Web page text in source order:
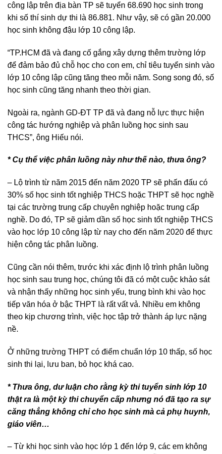
công lập trên địa bàn TP sẽ tuyển 68.690 học sinh trong
khi số thí sinh dự thi là 86.881. Như vậy, sẽ có gần 20.000
học sinh không đậu lớp 10 công lập.
“TP.HCM đã và đang cố gắng xây dựng thêm trường lớp
để đảm bảo đủ chỗ học cho con em, chỉ tiêu tuyển sinh vào
lớp 10 công lập cũng tăng theo mỗi năm. Song song đó, số
học sinh cũng tăng nhanh theo thời gian.
Ngoài ra, ngành GD-ĐT TP đã và đang nỗ lực thực hiện
công tác hướng nghiệp và phân luồng học sinh sau
THCS”, ông Hiếu nói.
* Cụ thể việc phân luồng này như thế nào, thưa ông?
– Lộ trình từ năm 2015 đến năm 2020 TP sẽ phấn đấu có
30% số học sinh tốt nghiệp THCS hoặc THPT sẽ học nghề
tại các trường trung cấp chuyên nghiệp hoặc trung cấp
nghề. Do đó, TP sẽ giảm dần số học sinh tốt nghiệp THCS
vào học lớp 10 công lập từ nay cho đến năm 2020 để thực
hiện công tác phân luồng.
Cũng cần nói thêm, trước khi xác định lộ trình phân luồng
học sinh sau trung học, chúng tôi đã có một cuộc khảo sát
và nhận thấy những học sinh yếu, trung bình khi vào học
tiếp văn hóa ở bậc THPT là rất vất vả. Nhiều em không
theo kịp chương trình, việc học tập trở thành áp lực nặng
nề.
Ở những trường THPT có điểm chuẩn lớp 10 thấp, số học
sinh thi lại, lưu ban, bỏ học khá cao.
* Thưa ông, dư luận cho rằng kỳ thi tuyển sinh lớp 10
thật ra là một kỳ thi chuyển cấp nhưng nó đã tạo ra sự
căng thẳng không chỉ cho học sinh mà cả phụ huynh,
giáo viên…
– Từ khi học sinh vào học lớp 1 đến lớp 9, các em không